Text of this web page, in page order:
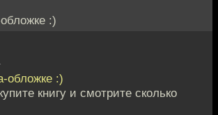
:)
обложке :)
книгу и смотрите сколько